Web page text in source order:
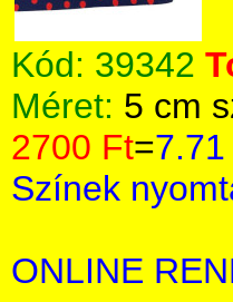
Kód: 39342
Méret: 5 cm
2700 Ft=
Színek
ONLINE